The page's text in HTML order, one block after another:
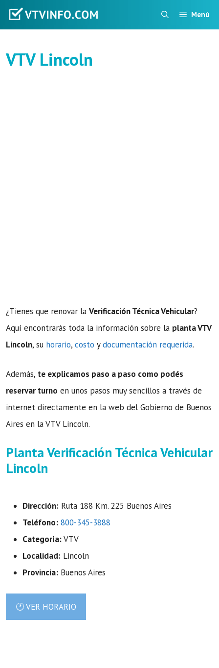
Saltar
Menú
VTV Lincoln
¿Tienes que renovar la Verificación Técnica Vehicular?
Aquí encontrarás toda la información sobre la planta VTV
Lincoln, su horario, costo ydocumentación requerida.
Además, te explicamos paso a paso como podés
reservar turno en unos pasos muy sencillos a través de
internet directamente en la web del Gobierno de Buenos
Aires en la VTV Lincoln.
Planta Verificación Técnica Vehicular
Lincoln
Dirección: Ruta 188 Km. 225 Buenos Aires
Teléfono: 800-345-3888
Categoría:VTV
Localidad: Lincoln
Provincia: Buenos Aires
🕐 VER HORARIO